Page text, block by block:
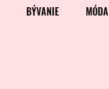
BÝVANIE MÓDA